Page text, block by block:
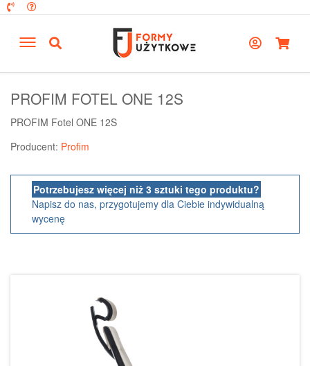
PROFIM FOTEL ONE 12S
PROFIM Fotel ONE 12S
Producent: Profim
Potrzebujesz więcej niż 3 sztuki tego produktu?
Napisz do nas, przygotujemy dla Ciebie indywidualną
wycenę